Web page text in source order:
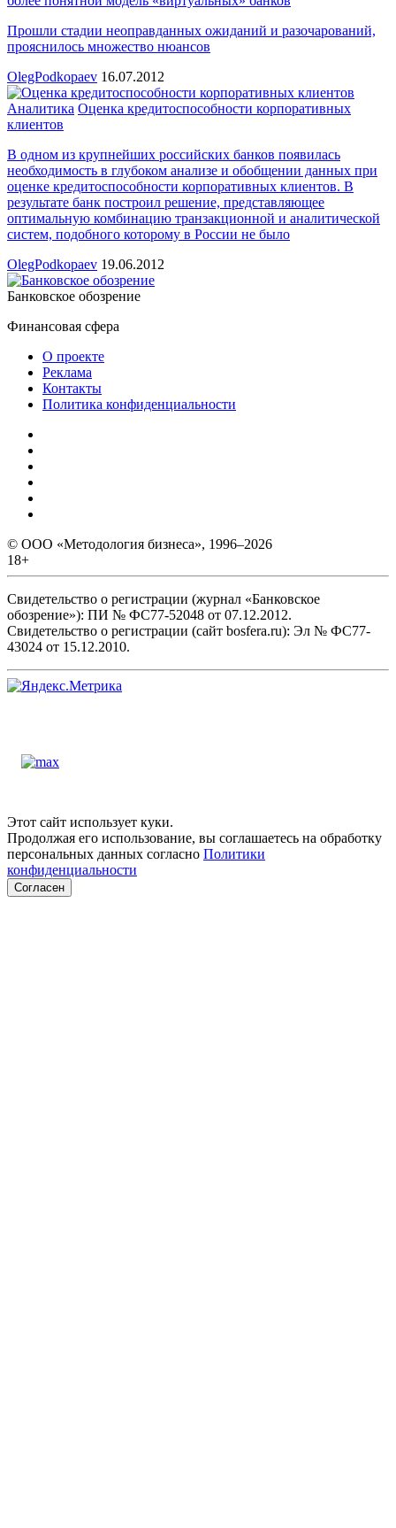
Прошли стадии неоправданных ожиданий и разочарований,
прояснилось множество нюансов
OlegPodkopaev 16.07.2012
Аналитика Оценка кредитоспособности корпоративных
клиентов
В одном из крупнейших российских банков появилась
необходимость в глубоком анализе и обобщении данных при
оценке кредитоспособности корпоративных клиентов. В
результате банк построил решение, представляющее
оптимальную комбинацию транзакционной и аналитической
систем, подобного которому в России не было
OlegPodkopaev 19.06.2012
Банковское обозрение
Финансовая сфера
О проекте
Реклама
Контакты
Политика конфиденциальности
© ООО «Методология бизнеса», 1996–2026
18+
Свидетельство о регистрации (журнал «Банковское
обозрение»): ПИ № ФС77-52048 от 07.12.2012.
Свидетельство о регистрации (сайт bosfera.ru): Эл № ФС77-
43024 от 15.12.2010.
Этот сайт использует куки.
Продолжая его использование, вы соглашаетесь на обработку
персональных данных согласно Политики
конфиденциальности
Согласен